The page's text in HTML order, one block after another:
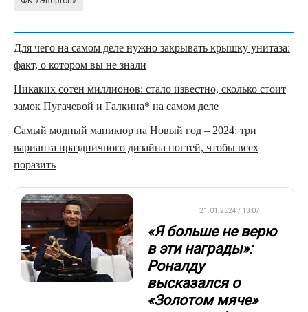
Для чего на самом деле нужно закрывать крышку унитаза:
факт, о котором вы не знали
Никаких сотен миллионов: стало известно, сколько стоит
замок Пугачевой и Галкина* на самом деле
Самый модный маникюр на Новый год – 2024: три
варианта праздничного дизайна ногтей, чтобы всех
поразить
21.01.2024 / 13:07
«Я больше не верю
в эти награды»:
Роналду
высказался о
«Золотом мяче»